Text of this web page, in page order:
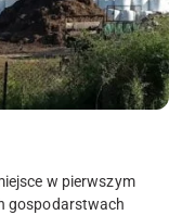
w pierwszym
gospodarstwach